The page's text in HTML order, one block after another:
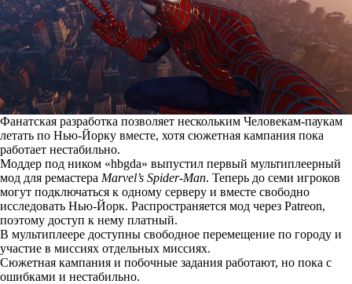
Фанатская разработка позволяет нескольким Человекам-паукам
летать по Нью-Йорку вместе, хотя сюжетная кампания пока
работает нестабильно.
Моддер под ником «hbgda» выпустил первый мультиплеерный
мод для ремастера Marvel’s Spider-Man. Теперь до семи игроков
могут подключаться к одному серверу и вместе свободно
исследовать Нью-Йорк. Распространяется мод через Patreon,
поэтому доступ к нему платный.
В мультиплеере доступны свободное перемещение по городу и
участие в миссиях отдельных миссиях.
Сюжетная кампания и побочные задания работают, но пока с
ошибками и нестабильно.